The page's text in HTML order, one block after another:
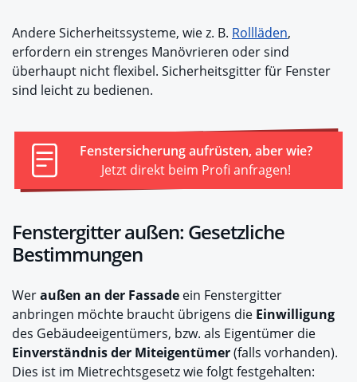
Andere Sicherheitssysteme, wie z. B. Rollläden,
erfordern ein strenges Manövrieren oder sind
überhaupt nicht flexibel. Sicherheitsgitter für Fenster
sind leicht zu bedienen.
Fenstersicherung aufrüsten, aber wie?
Jetzt direkt beim Profi anfragen!
Fenstergitter außen: Gesetzliche
Bestimmungen
Weraußen an der Fassade ein Fenstergitter
anbringen möchte braucht übrigens die Einwilligung
des Gebäudeeigentümers, bzw. als Eigentümer die
Einverständnis der Miteigentümer(falls vorhanden).
Dies ist im Mietrechtsgesetz wie folgt festgehalten: